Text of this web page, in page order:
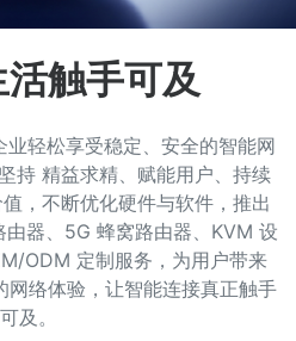
触手可及
轻松享受稳定、安全的智能网
持 精益求精、赋能用户、持续
，不断优化硬件与软件，推出
器、5G 蜂窝路由器、KVM 设
ODM 定制服务，为用户带来
网络体验，让智能连接真正触手
可及。